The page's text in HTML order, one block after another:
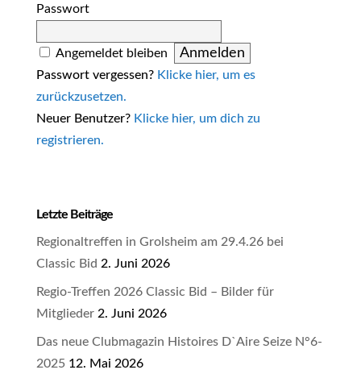
Passwort
Angemeldet bleiben
Passwort vergessen? Klicke hier, um es
zurückzusetzen.
Neuer Benutzer? Klicke hier, um dich zu
registrieren.
Letzte Beiträge
Regionaltreffen in Grolsheim am 29.4.26 bei
Classic Bid 2. Juni 2026
Regio-Treffen 2026 Classic Bid – Bilder für
Mitglieder 2. Juni 2026
Das neue Clubmagazin Histoires D`Aire Seize N°6-
2025 12. Mai 2026